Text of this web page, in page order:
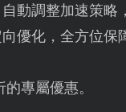
動調整加速策略
優化，全方位保
專屬優惠。